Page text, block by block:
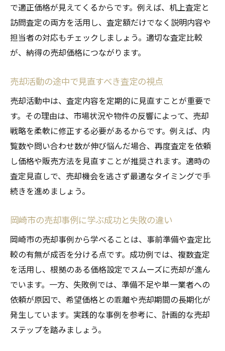
で適正価格が見えてくるからです。例えば、机上査定と
訪問査定の両方を活用し、査定額だけでなく説明内容や
担当者の対応もチェックしましょう。適切な査定比較
が、納得の売却価格につながります。
売却活動の途中で見直すべき査定の視点
売却活動中は、査定内容を定期的に見直すことが重要で
す。その理由は、市場状況や物件の反響によって、売却
戦略を柔軟に修正する必要があるからです。例えば、内
覧数や問い合わせ数が伸び悩んだ場合、再度査定を依頼
し価格や販売方法を見直すことが推奨されます。適時の
査定見直しで、売却機会を逃さず最適なタイミングで手
続きを進めましょう。
岡崎市の売却事例に学ぶ成功と失敗の違い
岡崎市の売却事例から学べることは、事前準備や査定比
較の有無が成否を分ける点です。成功例では、複数査定
を活用し、根拠のある価格設定でスムーズに売却が進ん
でいます。一方、失敗例では、準備不足や単一業者への
依頼が原因で、希望価格との乖離や売却期間の長期化が
発生しています。実践的な事例を参考に、計画的な売却
ステップを踏みましょう。